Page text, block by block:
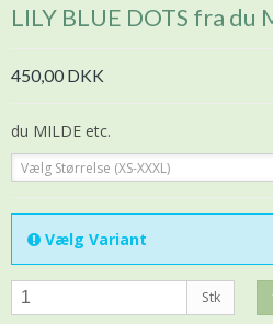
LILY BLUE DOTS fra du
450,00 DKK
du MILDE etc.
Vælg Størrelse (XS-XXXL)
Vælg Variant
Stk